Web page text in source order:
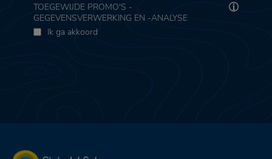
TOEGEWIJDE PROMO'S -
GEGEVENSVERWERKING EN -ANALYSE
Ik ga akkoord